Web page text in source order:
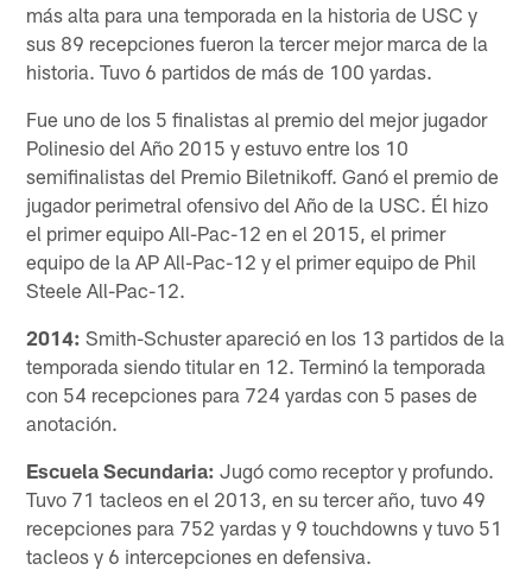
más alta para una temporada en la historia de USC y
sus 89 recepciones fueron la tercer mejor marca de la
historia. Tuvo 6 partidos de más de 100 yardas.
Fue uno de los 5 finalistas al premio del mejor jugador
Polinesio del Año 2015 y estuvo entre los 10
semifinalistas del Premio Biletnikoff. Ganó el premio de
jugador perimetral ofensivo del Año de la USC. Él hizo
el primer equipo All-Pac-12 en el 2015, el primer
equipo de la AP All-Pac-12 y el primer equipo de Phil
Steele All-Pac-12.
2014: Smith-Schuster apareció en los 13 partidos de la
temporada siendo titular en 12. Terminó la temporada
con 54 recepciones para 724 yardas con 5 pases de
anotación.
Escuela Secundaria: Jugó como receptor y profundo.
Tuvo 71 tacleos en el 2013, en su tercer año, tuvo 49
recepciones para 752 yardas y 9 touchdowns y tuvo 51
tacleos y 6 intercepciones en defensiva.